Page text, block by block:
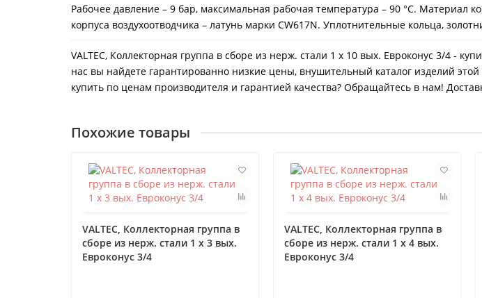
Рабочее давление – 9 бар, максимальная рабочая температура – 90 °С. Материал
корпуса воздухоотводчика – латунь марки CW617N. Уплотнительные кольца,
VALTEC, Коллекторная группа в сборе из нерж. стали 1 х 10 вых. Евроконус 3/4 -
нас вы найдете гарантированно низкие цены, внушительный каталог изделий
купить по ценам производителя и гарантией качества? Обращайтесь в нам!
Похожие товары
VALTEC, Коллекторная группа в
сборе из нерж. стали 1 х 3 вых.
Евроконус 3/4
VALTEC, Коллекторная группа в
сборе из нерж. стали 1 х 4 вых.
Евроконус 3/4